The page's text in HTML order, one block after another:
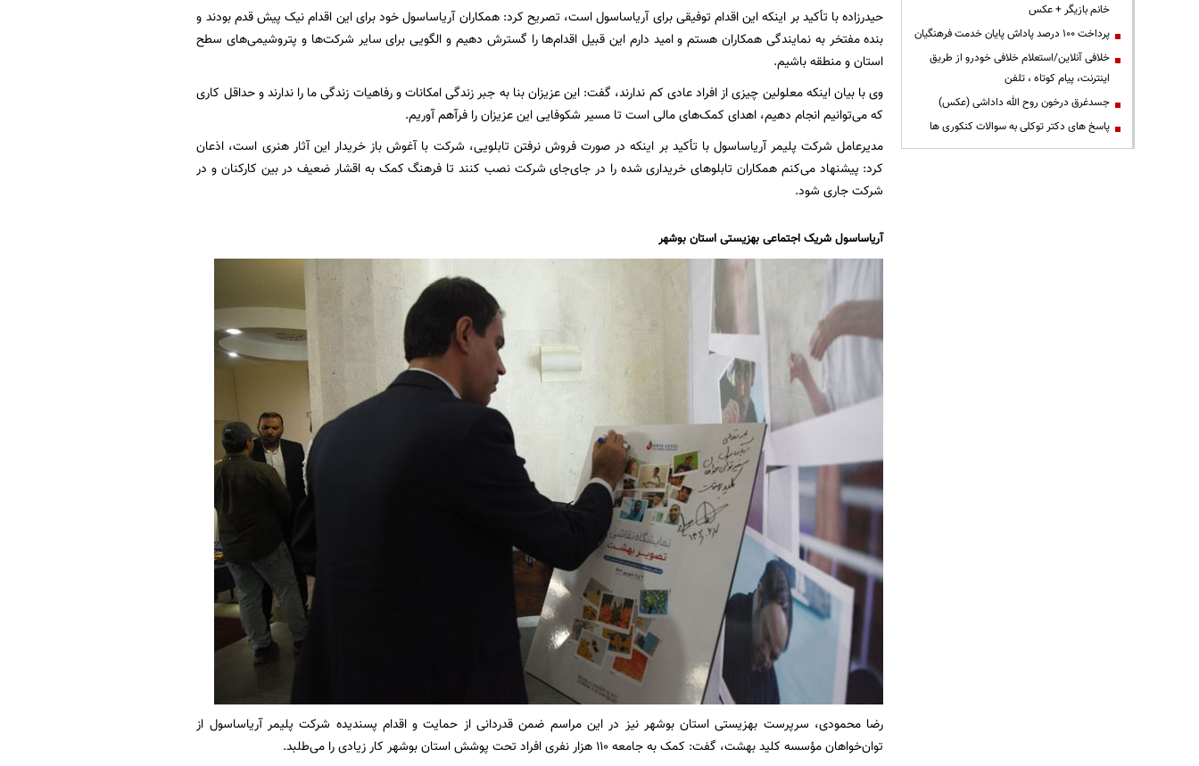
حیدرزاده با تأکید بر اینکه این اقدام توفیقی برای آریاساسول است، تصریح کرد: همکاران آریاساسول خود برای این اقدام نیک پیش قدم بودند و
بنده مفتخر به نمایندگی همکاران هستم و امید دارم این قبیل اقدام‌ها را گسترش دهیم و الگویی برای سایر شرکت‌ها و پتروشیمی‌های سطح
استان و منطقه باشیم.
وی با بیان اینکه معلولین چیزی از افراد عادی کم ندارند، گفت: این عزیزان بنا به جبر زندگی امکانات و رفاهیات زندگی ما را ندارند و حداقل کاری
که می‌توانیم انجام دهیم، اهدای کمک‌های مالی است تا مسیر شکوفایی این عزیزان را فرآهم آوریم.
مدیرعامل شرکت پلیمر آریاساسول با تأکید بر اینکه در صورت فروش نرفتن تابلویی، شرکت با آغوش باز خریدار این آثار هنری است، اذعان
کرد: پیشنهاد می‌کنم همکاران تابلوهای خریداری شده را در جای‌جای شرکت نصب کنند تا فرهنگ کمک به اقشار ضعیف در بین کارکنان و در
شرکت جاری شود.
آریاساسول شریک اجتماعی بهزیستی استان بوشهر
رضا محمودی، سرپرست بهزیستی استان بوشهر نیز در این مراسم ضمن قدردانی از حمایت و اقدام پسندیده شرکت پلیمر آریاساسول از
توان‌خواهان مؤسسه کلید بهشت، گفت: کمک به جامعه 110 هزار نفری افراد تحت پوشش استان بوشهر کار زیادی را می‌طلبد.
خانم بازیگر + عکس
پرداخت ۱۰۰ درصد پاداش پایان خدمت فرهنگیان
خلافی آنلاین/استعلام خلافی خودرو از طریق
اینترنت، پیام کوتاه ، تلفن
جسدغرق درخون روح الله داداشی (عکس)
پاسخ های دکتر توکلی به سوالات کنکوری ها